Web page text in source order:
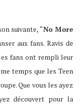
suivante, “No More
aux fans. Ravis de
fans ont rempli leur
temps que les Teen
Que vous les ayez
découvert pour la